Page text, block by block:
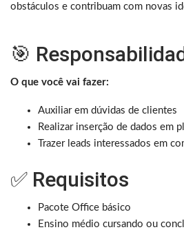
obstáculos e contribuam com novas
🎯
O que você vai fazer:
Auxiliar em dúvidas de clientes
Realizar inserção de dados em
Trazer leads interessados em
✅ Requisitos
Pacote Office básico
Ensino médio cursando ou